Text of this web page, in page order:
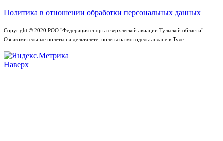
Политика в отношении обработки персональных данных
Copyright © 2020 РОО "Федерация спорта сверхлегкой авиации Тульской области"
Ознакомительные полеты на дельталете, полеты на мотодельтаплане в Туле
Наверх